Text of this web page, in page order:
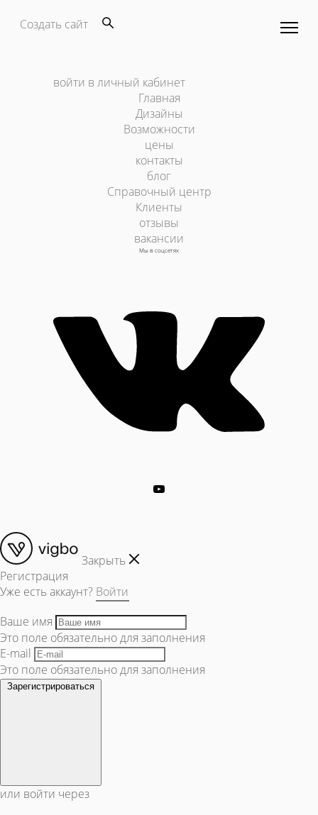
Создать сайт
войти в личный кабинет
Главная
Дизайны
Возможности
цены
контакты
блог
Справочный центр
Клиенты
отзывы
вакансии
Мы в соцсетях
Закрыть
Регистрация
Уже есть аккаунт? Войти
Ваше имя
Это поле обязательно для заполнения
E-mail
Это поле обязательно для заполнения
Зарегистрироваться
или войти через